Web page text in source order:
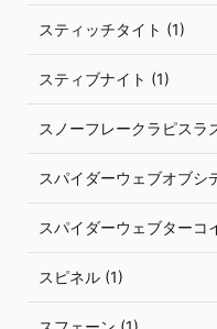
スティッチタイト (1)
スティブナイト (1)
スノーフレークラピスラ
スパイダーウェブオブシ
スパイダーウェブターコ
スピネル (1)